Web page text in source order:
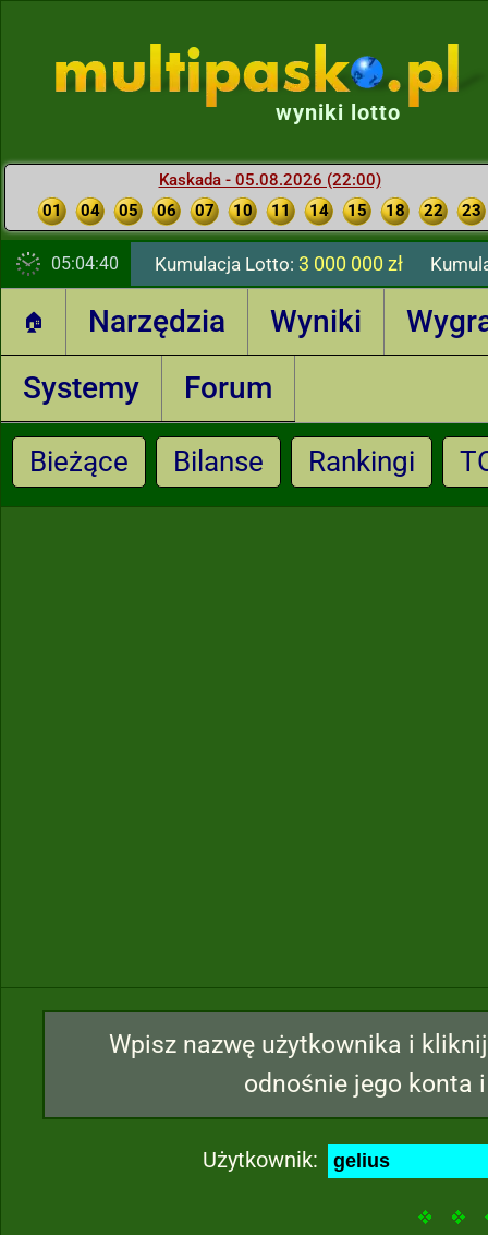
wyniki lotto
Kaskada - 05.08.2026 (22:00)
01
04 05 06 07 10 11 14 15 18 22 23
05:04:41 Kumulacja Lotto: 3 000 000 zł
🏠 Narzędzia Wyniki
Systemy
Forum
Bieżące Bilanse Rankingi
Wpisz nazwę użytkownika i
odnośnie jego konta
Użytkownik: